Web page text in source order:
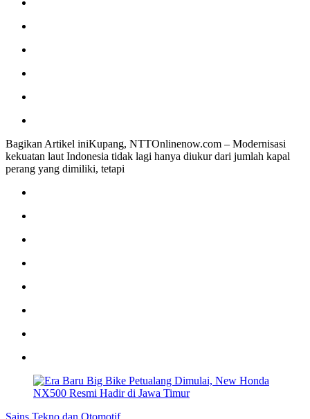
Bagikan Artikel iniKupang, NTTOnlinenow.com – Modernisasi
kekuatan laut Indonesia tidak lagi hanya diukur dari jumlah kapal
perang yang dimiliki, tetapi
Sains Tekno dan Otomotif